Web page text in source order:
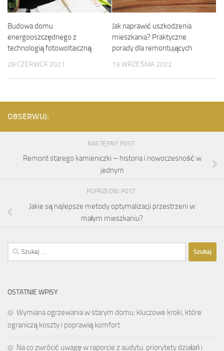
Budowa domu
energooszczędnego z
technologią fotowoltaiczną
28 CZERWCA 2021
Jak naprawić uszkodzenia
mieszkania? Praktyczne
porady dla remontujących
13 WRZEŚNIA 2022
OBSERWUJ:
NASTĘPNY POST
Remont starego kamieniczki – historia i nowoczesność w
jednym
POPRZEDNI POST
Jakie są najlepsze metody optymalizacji przestrzeni w
małym mieszkaniu?
Szukaj:
OSTATNIE WPISY
Wymiana ogrzewania w starym domu: kluczowe kroki, które
ograniczą koszty i poprawią komfort
Na co zwrócić uwagę w raporcie z audytu: priorytety działań i